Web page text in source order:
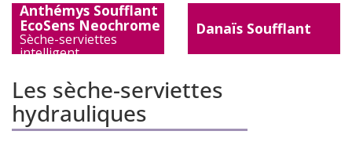
Anthémys Soufflant
EcoSens Neochrome
Sèche-serviettes
intelligent
Danaïs Soufflant
Les sèche-serviettes
hydrauliques